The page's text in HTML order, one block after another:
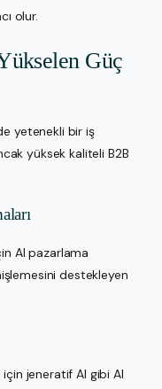
olur.
Güç
yetenekli bir iş
yüksek kaliteli B2B
AI pazarlama
destekleyen
jeneratif AI gibi AI